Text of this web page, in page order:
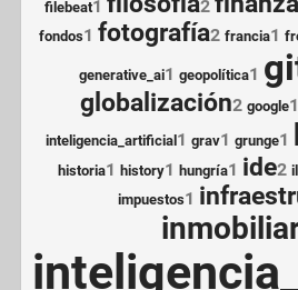
filebeat1 2
fondos1 fotografía2 francia1
generative_ai1 geopolítica1
globalización2 google1
inteligencia_artificial1 grav1 grunge1
historia1 history1 hungría1 ide2
impuestos1